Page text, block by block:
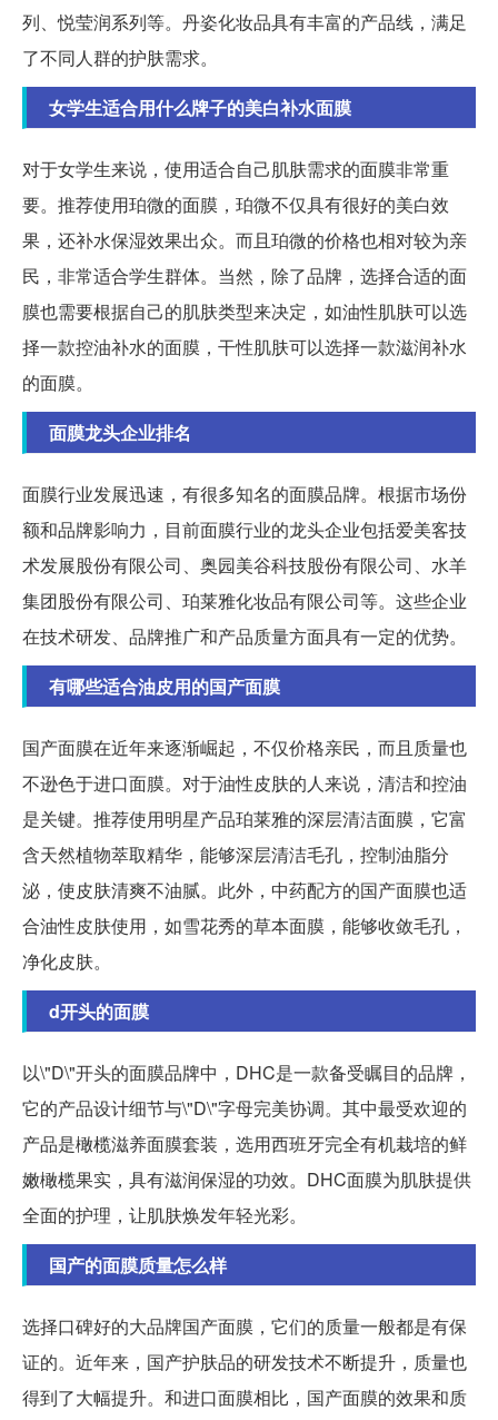
列、悦莹润系列等。丹姿化妆品具有丰富的产品线，满足
了不同人群的护肤需求。
女学生适合用什么牌子的美白补水面膜
对于女学生来说，使用适合自己肌肤需求的面膜非常重
要。推荐使用珀微的面膜，珀微不仅具有很好的美白效
果，还补水保湿效果出众。而且珀微的价格也相对较为亲
民，非常适合学生群体。当然，除了品牌，选择合适的面
膜也需要根据自己的肌肤类型来决定，如油性肌肤可以选
择一款控油补水的面膜，干性肌肤可以选择一款滋润补水
的面膜。
面膜龙头企业排名
面膜行业发展迅速，有很多知名的面膜品牌。根据市场份
额和品牌影响力，目前面膜行业的龙头企业包括爱美客技
术发展股份有限公司、奥园美谷科技股份有限公司、水羊
集团股份有限公司、珀莱雅化妆品有限公司等。这些企业
在技术研发、品牌推广和产品质量方面具有一定的优势。
有哪些适合油皮用的国产面膜
国产面膜在近年来逐渐崛起，不仅价格亲民，而且质量也
不逊色于进口面膜。对于油性皮肤的人来说，清洁和控油
是关键。推荐使用明星产品珀莱雅的深层清洁面膜，它富
含天然植物萃取精华，能够深层清洁毛孔，控制油脂分
泌，使皮肤清爽不油腻。此外，中药配方的国产面膜也适
合油性皮肤使用，如雪花秀的草本面膜，能够收敛毛孔，
净化皮肤。
d开头的面膜
以\"D\"开头的面膜品牌中，DHC是一款备受瞩目的品牌，
它的产品设计细节与\"D\"字母完美协调。其中最受欢迎的
产品是橄榄滋养面膜套装，选用西班牙完全有机栽培的鲜
嫩橄榄果实，具有滋润保湿的功效。DHC面膜为肌肤提供
全面的护理，让肌肤焕发年轻光彩。
国产的面膜质量怎么样
选择口碑好的大品牌国产面膜，它们的质量一般都是有保
证的。近年来，国产护肤品的研发技术不断提升，质量也
得到了大幅提升。和进口面膜相比，国产面膜的效果和质